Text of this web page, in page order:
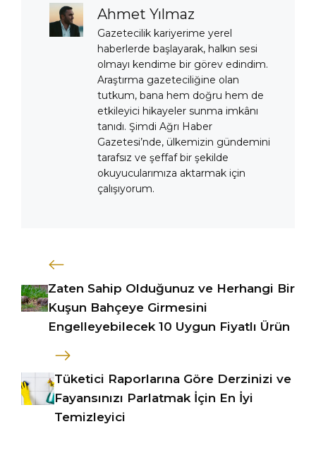
Ahmet Yılmaz
Gazetecilik kariyerime yerel
haberlerde başlayarak, halkın sesi
olmayı kendime bir görev edindim.
Araştırma gazeteciliğine olan
tutkum, bana hem doğru hem de
etkileyici hikayeler sunma imkânı
tanıdı. Şimdi Ağrı Haber
Gazetesi’nde, ülkemizin gündemini
tarafsız ve şeffaf bir şekilde
okuyucularımıza aktarmak için
çalışıyorum.
Zaten Sahip Olduğunuz ve Herhangi Bir
Kuşun Bahçeye Girmesini
Engelleyebilecek 10 Uygun Fiyatlı Ürün
Tüketici Raporlarına Göre Derzinizi ve
Fayansınızı Parlatmak İçin En İyi
Temizleyici